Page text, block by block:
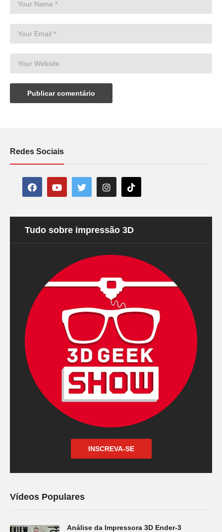
Redes Sociais
Tudo sobre impressão 3D
INSCREVA-SE
Vídeos Populares
Análise da Impressora 3D Ender-3